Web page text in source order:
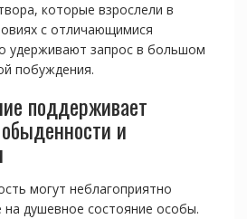
которые взрослели в
с отличающимися
удерживают запрос в большом
побуждения.
поддерживает
и
могут неблагоприятно
на душевное состояние особы.